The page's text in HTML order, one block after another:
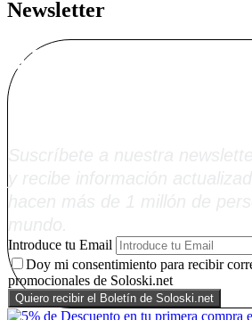
Newsletter
Alta Boletín
Introduce tu Email
Doy mi consentimiento para recibir
promocionales de Soloski.net